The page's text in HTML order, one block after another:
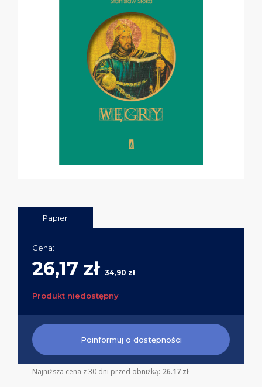
Papier
Cena:
26,17 zł 34,90 zł
Produkt niedostępny
Poinformuj o dostępności
Najniższa cena z 30 dni przed obniżką: 26.17 zł